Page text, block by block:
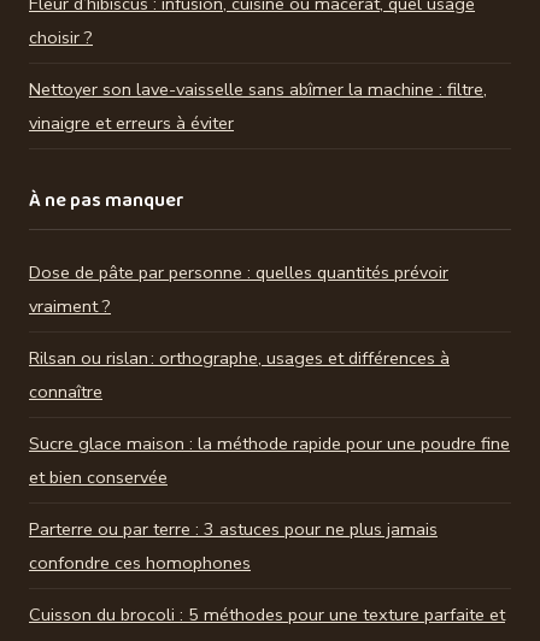
choisir ?
Nettoyer son lave-vaisselle sans abîmer la machine : filtre,
vinaigre et erreurs à éviter
À ne pas manquer
Dose de pâte par personne : quelles quantités prévoir
vraiment ?
Rilsan ou rislan : orthographe, usages et différences à
connaître
Sucre glace maison : la méthode rapide pour une poudre fine
et bien conservée
Parterre ou par terre : 3 astuces pour ne plus jamais
confondre ces homophones
Cuisson du brocoli : 5 méthodes pour une texture parfaite et